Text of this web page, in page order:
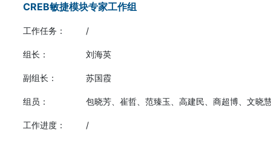
CREB敏捷模块专家工作组
工作任务： /
组长： 刘海英
副组长： 苏国霞
组员： 包晓芳、崔哲、范臻玉、高建民、商超博、文晓
工作进度： /